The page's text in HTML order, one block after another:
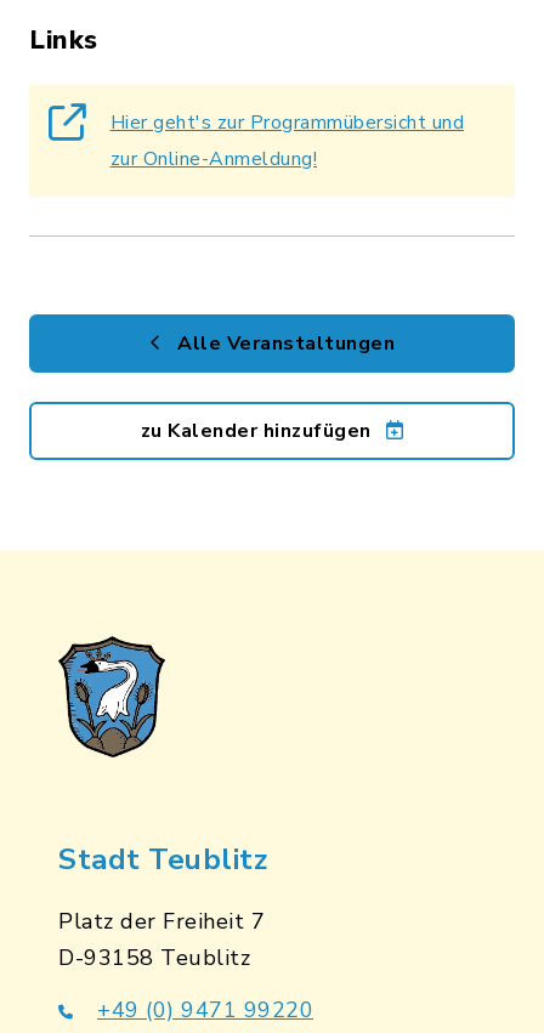
Links
Hier geht's zur Programmübersicht und
zur Online-Anmeldung!
Alle Veranstaltungen
zu Kalender hinzufügen
Stadt Teublitz
Platz der Freiheit 7
D-93158 Teublitz
+49 (0) 9471 99220